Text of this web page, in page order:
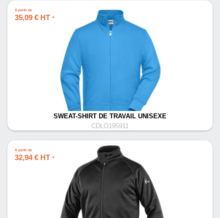
À partir de
35,09 € HT *
SWEAT-SHIRT DE TRAVAIL UNISEXE
CDLO195911
À partir de
32,94 € HT *